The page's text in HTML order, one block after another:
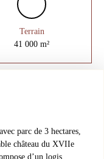
Terrain
41 000m²
parc de 3 hectares,
château du XVIIe
d’un logis